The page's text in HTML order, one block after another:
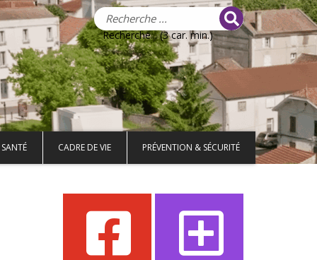
Recherche... (3 car. min.)
CADRE DE VIE PRÉVENTION & SÉCURITÉ